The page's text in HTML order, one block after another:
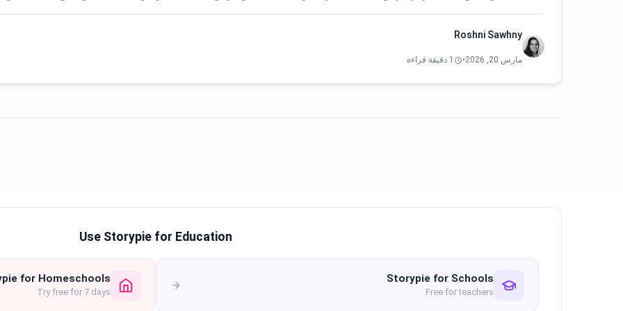
Roshni Sawhny
مارس 20, 2026 • 1 دقيقة قراءة
Use Storypie for Education
Storypie for Schools
Free for teachers
for Homeschools
Try free for 7 days